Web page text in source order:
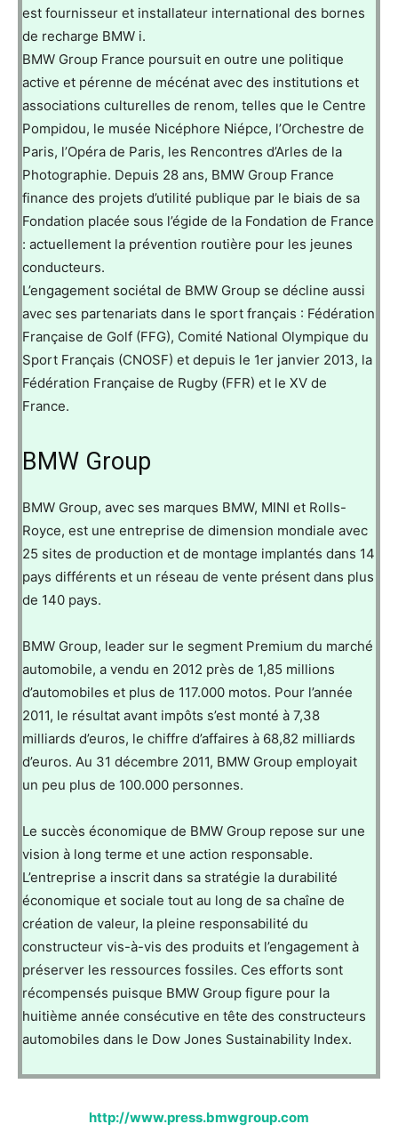
est fournisseur et installateur international des bornes
de recharge BMW i.
BMW Group France poursuit en outre une politique
active et pérenne de mécénat avec des institutions et
associations culturelles de renom, telles que le Centre
Pompidou, le musée Nicéphore Niépce, l’Orchestre de
Paris, l’Opéra de Paris, les Rencontres d’Arles de la
Photographie. Depuis 28 ans, BMW Group France
finance des projets d’utilité publique par le biais de sa
Fondation placée sous l’égide de la Fondation de France
: actuellement la prévention routière pour les jeunes
conducteurs.
L’engagement sociétal de BMW Group se décline aussi
avec ses partenariats dans le sport français : Fédération
Française de Golf (FFG), Comité National Olympique du
Sport Français (CNOSF) et depuis le 1er janvier 2013, la
Fédération Française de Rugby (FFR) et le XV de
France.
BMW Group
BMW Group, avec ses marques BMW, MINI et Rolls-
Royce, est une entreprise de dimension mondiale avec
25 sites de production et de montage implantés dans 14
pays différents et un réseau de vente présent dans plus
de 140 pays.
BMW Group, leader sur le segment Premium du marché
automobile, a vendu en 2012 près de 1,85 millions
d’automobiles et plus de 117.000 motos. Pour l’année
2011, le résultat avant impôts s’est monté à 7,38
milliards d’euros, le chiffre d’affaires à 68,82 milliards
d’euros. Au 31 décembre 2011, BMW Group employait
un peu plus de 100.000 personnes.
Le succès économique de BMW Group repose sur une
vision à long terme et une action responsable.
L’entreprise a inscrit dans sa stratégie la durabilité
économique et sociale tout au long de sa chaîne de
création de valeur, la pleine responsabilité du
constructeur vis-à-vis des produits et l’engagement à
préserver les ressources fossiles. Ces efforts sont
récompensés puisque BMW Group figure pour la
huitième année consécutive en tête des constructeurs
automobiles dans le Dow Jones Sustainability Index.
http://www.press.bmwgroup.com